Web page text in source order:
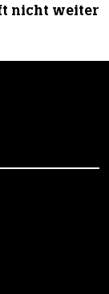
nicht weiter